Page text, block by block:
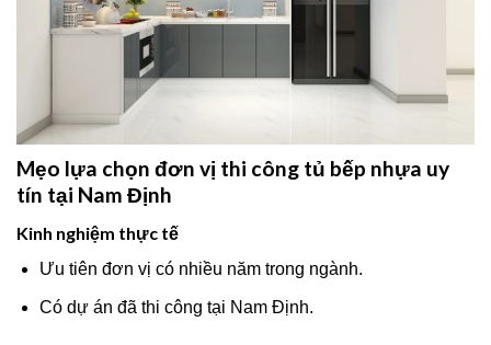
Mẹo lựa chọn đơn vị thi công tủ bếp nhựa uy
tín tại Nam Định
Kinh nghiệm thực tế
Ưu tiên đơn vị có nhiều năm trong ngành.
Có dự án đã thi công tại Nam Định.